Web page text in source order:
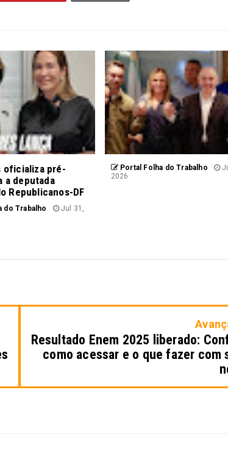
oficializa pré-
a deputada
Republicanos-DF
do Trabalho
Jul 31,
Portal Folha do Trabalho
2026
Resultado Enem 2025 liberado:
como acessar e o que fazer com